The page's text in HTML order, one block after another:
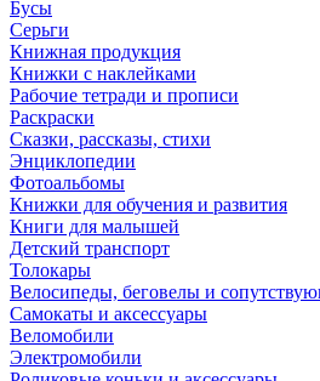
Бусы
Серьги
Книжная продукция
Книжки с наклейками
Рабочие тетради и прописи
Раскраски
Сказки, рассказы, стихи
Энциклопедии
Фотоальбомы
Книжки для обучения и развития
Книги для малышей
Детский транспорт
Толокары
Велосипеды, беговелы и
Самокаты и аксессуары
Веломобили
Электромобили